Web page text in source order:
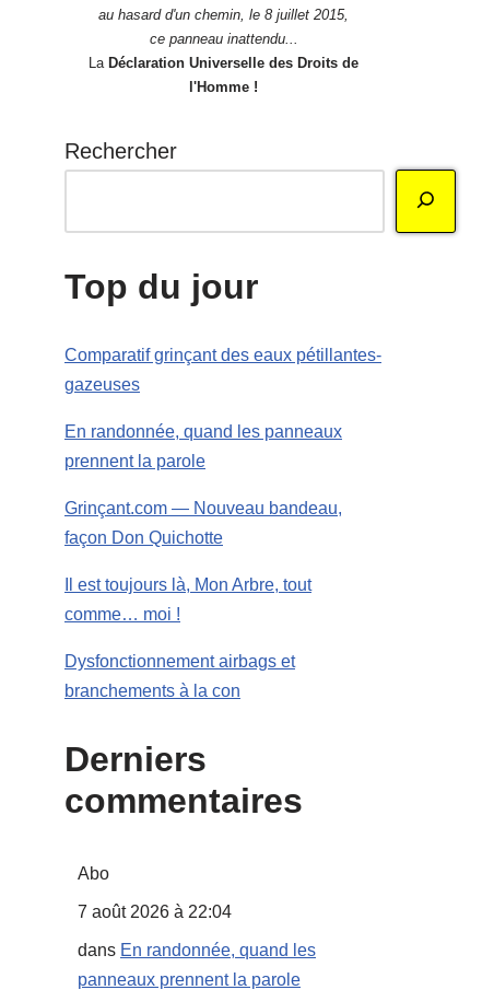
au hasard d'un chemin, le 8 juillet 2015,
ce panneau inattendu...
La Déclaration Universelle des Droits de
l'Homme !
Rechercher
Top du jour
Comparatif grinçant des eaux pétillantes-
gazeuses
En randonnée, quand les panneaux
prennent la parole
Grinçant.com — Nouveau bandeau,
façon Don Quichotte
Il est toujours là, Mon Arbre, tout
comme… moi !
Dysfonctionnement airbags et
branchements à la con
Derniers
commentaires
Abo
7 août 2026 à 22:04
dans En randonnée, quand les
panneaux prennent la parole